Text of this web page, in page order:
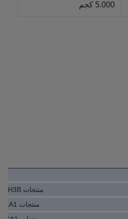
5.000 كجم
منتجات PLC FC-051P1K5T4E20H3B
منتجات PLC 6SN1123-1AA00-0LA1